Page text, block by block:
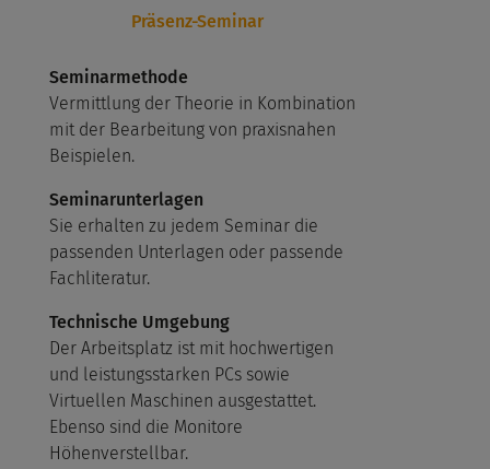
Präsenz-Seminar
Seminarmethode
Vermittlung der Theorie in Kombination
mit der Bearbeitung von praxisnahen
Beispielen.
Seminarunterlagen
Sie erhalten zu jedem Seminar die
passenden Unterlagen oder passende
Fachliteratur.
Technische Umgebung
Der Arbeitsplatz ist mit hochwertigen
und leistungsstarken PCs sowie
Virtuellen Maschinen ausgestattet.
Ebenso sind die Monitore
Höhenverstellbar.